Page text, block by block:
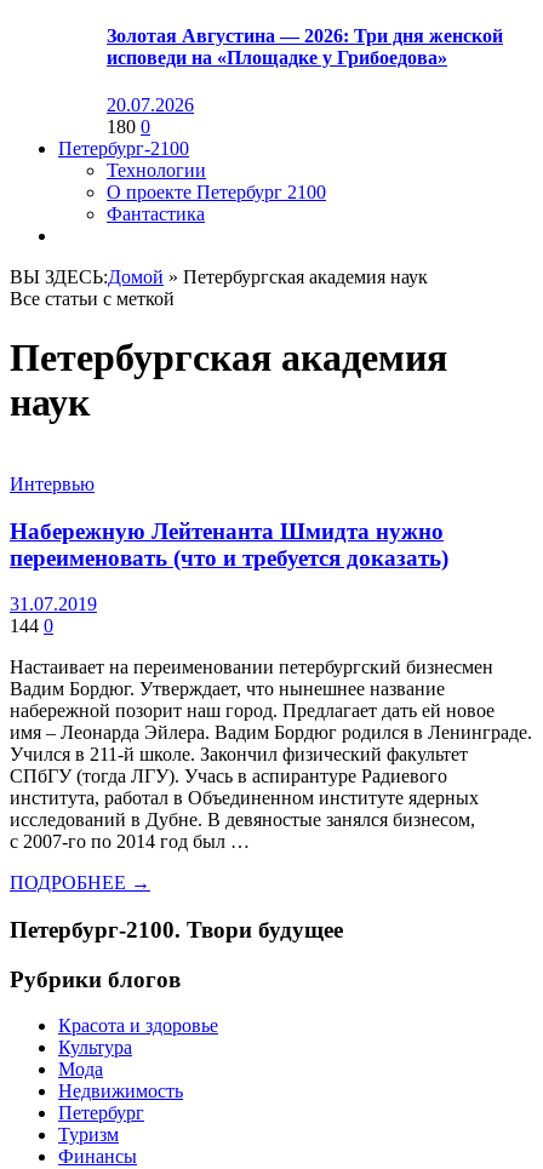
Золотая Августина — 2026: Три дня женской
исповеди на «Площадке у Грибоедова»
20.07.2026
180 0
Петербург-2100
Технологии
О проекте Петербург 2100
Фантастика
ВЫ ЗДЕСЬ:Домой » Петербургская академия наук
Все статьи с меткой
Петербургская академия
наук
Интервью
Набережную Лейтенанта Шмидта нужно
переименовать (что и требуется доказать)
31.07.2019
144 0
Настаивает на переименовании петербургский бизнесмен
Вадим Бордюг. Утверждает, что нынешнее название
набережной позорит наш город. Предлагает дать ей новое
имя – Леонарда Эйлера. Вадим Бордюг родился в Ленинграде.
Учился в 211‑й школе. Закончил физический факультет
СПбГУ (тогда ЛГУ). Учась в аспирантуре Радиевого
института, работал в Объединенном институте ядерных
исследований в Дубне. В девяностые занялся бизнесом,
с 2007-го по 2014 год был …
ПОДРОБНЕЕ →
Петербург-2100. Твори будущее
Рубрики блогов
Красота и здоровье
Культура
Мода
Недвижимость
Петербург
Туризм
Финансы